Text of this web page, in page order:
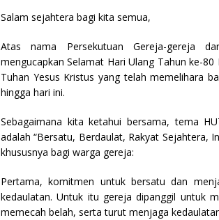
Salam sejahtera bagi kita semua,
Atas nama Persekutuan Gereja-gereja
mengucapkan Selamat Hari Ulang Tahun ke-
Tuhan Yesus Kristus yang telah memelihara
hingga hari ini.
Sebagaimana kita ketahui bersama, tema
adalah “Bersatu, Berdaulat, Rakyat Sejahtera,
khususnya bagi warga gereja:
Pertama, komitmen untuk bersatu dan
kedaulatan. Untuk itu gereja dipanggil untuk
memecah belah, serta turut menjaga